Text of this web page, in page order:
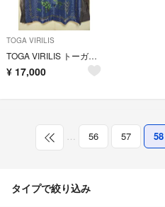
TOGA VIRILIS
TOGA VIRILIS トーガ メッシュ シャツ TOGA ARCHIVES
¥ 17,000
… 56 57 58
タイプで絞り込み